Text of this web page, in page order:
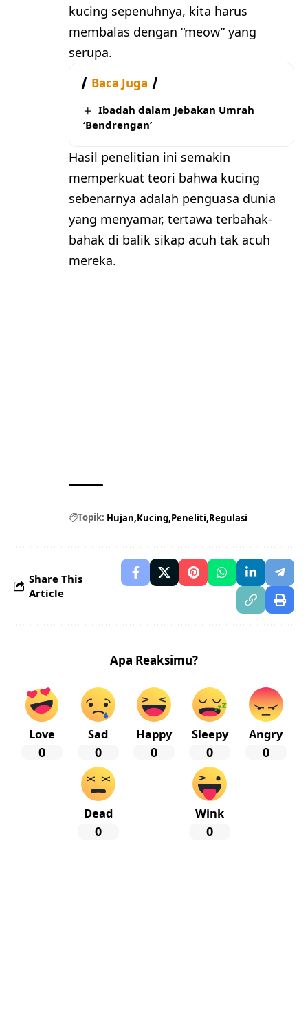
kucing sepenuhnya, kita harus
membalas dengan “meow” yang
serupa.
Baca Juga
Ibadah dalam Jebakan Umrah
‘Bendrengan’
Hasil penelitian ini semakin
memperkuat teori bahwa kucing
sebenarnya adalah penguasa dunia
yang menyamar, tertawa terbahak-
bahak di balik sikap acuh tak acuh
mereka.
Topik: Hujan Kucing Peneliti Regulasi
Share This
Article
Apa Reaksimu?
Love
0
Sad
0
Happy
0
Sleepy
0
Angry
0
Dead
0
Wink
0